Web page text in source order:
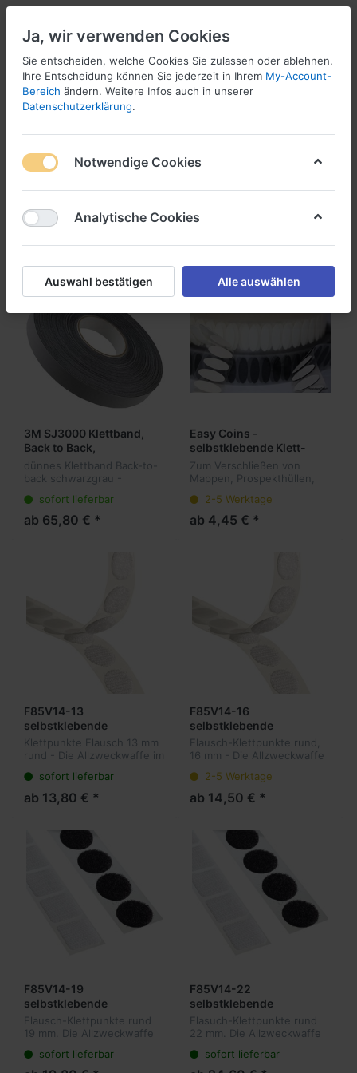
Menü Anmelden Wunschliste
1
1-24von
Filtern Sortieren
3M SJ3000 Klettband,
Back to Back,
schwarzgrau
dünnes Klettband Back-to-
back schwarzgrau -
wiederlösbare Alternative
zu permanenten
Befestigungsmethoden.
sofort lieferbar
ab 65,80 € *
Easy Coins -
selbstklebende Klett-
Ellipsen, Haken+Flausch,
100 Paar
Zum Verschließen von
Mappen, Prospekthüllen,
Positionieren da Haken und
Flausch zusammen
gestanzt sind. Mit der
2-5 Werktage
ab 4,45 € *
F85V14-13
selbstklebende
Flauschpunkte 13 mm
rund, 1.500 Stück pro
Klettpunkte Flausch 13 mm
rund - Die Allzweckwaffe im
Befestigungen. Unsere
Klettpunkte sind sowohl für
Mailings und Ordner, als a...
sofort lieferbar
ab 13,80 € *
F85V14-16
selbstklebende
Flauschpunkte 16 mm
rund, 1.250 Stück pro
Flausch-Klettpunkte rund,
16 mm - Die Allzweckwaffe
wiederlösbaren
Befestigungen. Unsere
Klettpunkte sind sowohl für
2-5 Werktage
ab 14,50 € *
F85V14-19
selbstklebende
Flauschpunkte 19 mm
rund, 1.150 Stück pro
Flausch-Klettpunkte rund
19 mm. Die Allzweckwaffe
wiederlösbaren
sofort lieferbar
F85V14-22
selbstklebende
Flauschpunkte 22 mm
rund, 1.000 Stück pro
Flasuch-Klettpunkte rund
22 mm. Die Allzweckwaffe
wiederlösbaren
sofort lieferbar
Ja, wir verwenden Cookies
Sie entscheiden, welche Cookies Sie zulassen oder ablehnen.
Ihre Entscheidung können Sie jederzeit in Ihrem My-Account-
Bereich ändern. Weitere Infos auch in unserer
Datenschutzerklärung.
Notwendige Cookies
Analytische Cookies
Auswahl bestätigen Alle auswählen